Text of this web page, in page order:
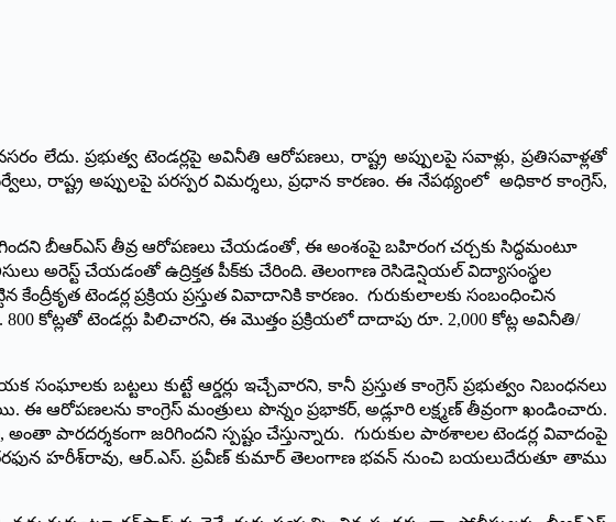
ప్రభుత్వ టెండర్లపై అవినీతి ఆరోపణలు, రాష్ట్ర అప్పులపై సవాళ్లు, ప్ర‌తిస‌వాళ్ల‌తో
రాష్ట్ర అప్పుల‌పై ప‌ర‌స్ప‌ర విమ‌ర్శ‌లు, ప్ర‌ధాన కార‌ణం. ఈ నేప‌థ్యంలో అధికార కాంగ్రెస్,
బీఆర్ఎస్ తీవ్ర ఆరోపణలు చేయ‌డంతో, ఈ అంశంపై బహిరంగ చర్చకు సిద్ధమంటూ
అరెస్ట్ చేయడంతో ఉద్రిక్తత పీక్‌కు చేరింది. తెలంగాణ రెసిడెన్షియల్ విద్యాసంస్థల
టెండర్ల ప్రక్రియ ప్ర‌స్తుత వివాదానికి కార‌ణం. గురుకులాలకు సంబంధించిన
800 కోట్లతో టెండర్లు పిలిచారని, ఈ మొత్తం ప్రక్రియలో దాదాపు రూ. 2,000 కోట్ల అవినీతి/
బట్టలు కుట్టే ఆర్డర్లు ఇచ్చేవారని, కానీ ప్రస్తుత కాంగ్రెస్ ప్రభుత్వం నిబంధనలు
ఈ ఆరోపణలను కాంగ్రెస్ మంత్రులు పొన్నం ప్రభాకర్, అడ్లూరి లక్ష్మణ్ తీవ్రంగా ఖండించారు.
అంతా పారదర్శకంగా జరిగిందని స్పష్టం చేస్తున్నారు. గురుకుల పాఠశాలల టెండర్ల వివాదంపై
తరఫున హరీశ్‌రావు, ఆర్.ఎస్. ప్రవీణ్ కుమార్ తెలంగాణ భవన్ నుంచి బయలుదేరుతూ తాము